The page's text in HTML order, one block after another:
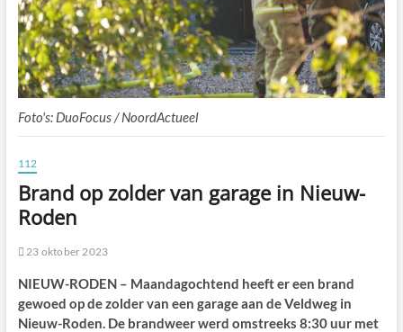
Foto's: DuoFocus / NoordActueel
112
Brand op zolder van garage in Nieuw-
Roden
23 oktober 2023
NIEUW-RODEN – Maandagochtend heeft er een brand
gewoed op de zolder van een garage aan de Veldweg in
Nieuw-Roden. De brandweer werd omstreeks 8:30 uur met